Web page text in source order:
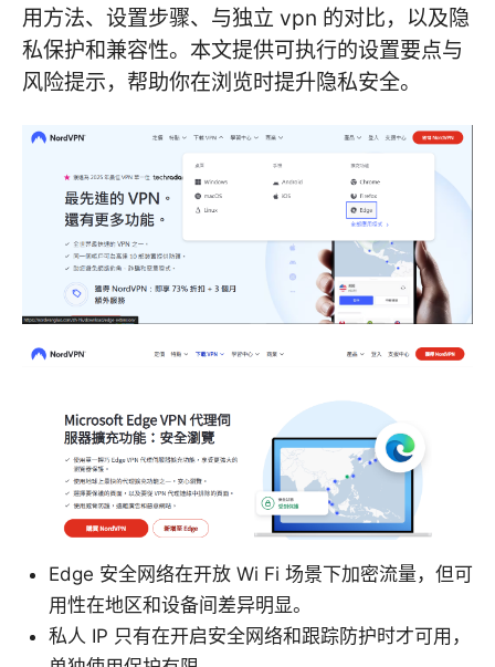
用方法、设置步骤、与独立 vpn 的对比，以及隐
私保护和兼容性。本文提供可执行的设置要点与
风险提示，帮助你在浏览时提升隐私安全。
Edge 安全网络在开放 Wi Fi 场景下加密流量，但可
用性在地区和设备间差异明显。
私人 IP 只有在开启安全网络和跟踪防护时才可用，